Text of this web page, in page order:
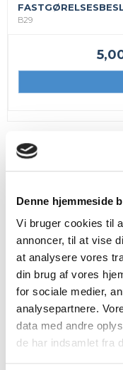
Denne hjemmeside
Vi bruger cookies til
annoncer, til at vise
at analysere vores
din brug af vores
for sociale medier,
analysepartnere.
data med andre
de har indsamlet fra
B29